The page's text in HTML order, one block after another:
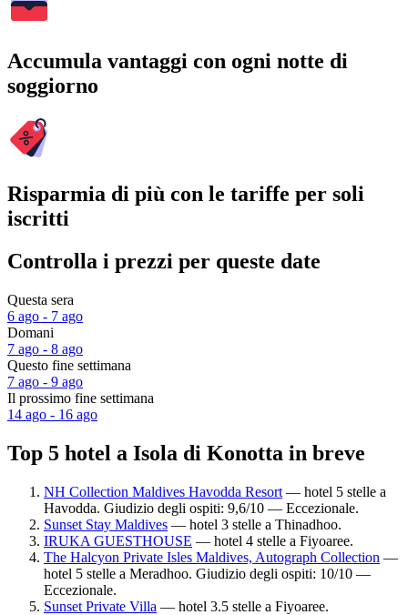
Accumula vantaggi con ogni notte di
soggiorno
Risparmia di più con le tariffe per soli
iscritti
Controlla i prezzi per queste date
Questa sera
6 ago - 7 ago
Domani
7 ago - 8 ago
Questo fine settimana
7 ago - 9 ago
Il prossimo fine settimana
14 ago - 16 ago
Top 5 hotel a Isola di Konotta in breve
NH Collection Maldives Havodda Resort — hotel 5 stelle a
Havodda. Giudizio degli ospiti: 9,6/10 — Eccezionale.
Sunset Stay Maldives — hotel 3 stelle a Thinadhoo.
IRUKA GUESTHOUSE — hotel 4 stelle a Fiyoaree.
The Halcyon Private Isles Maldives, Autograph Collection —
hotel 5 stelle a Meradhoo. Giudizio degli ospiti: 10/10 —
Eccezionale.
Sunset Private Villa — hotel 3.5 stelle a Fiyoaree.